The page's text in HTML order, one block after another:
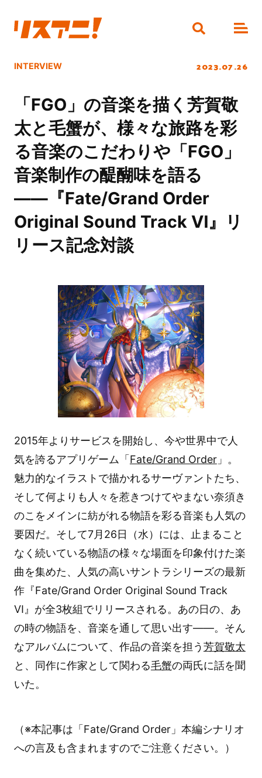
INTERVIEW 2023.07.26
「FGO」の音楽を描く芳賀敬
太と毛蟹が、様々な旅路を彩
る音楽のこだわりや「FGO」
音楽制作の醍醐味を語る
――『Fate/Grand Order
Original Sound Track Ⅵ』リ
リース記念対談
2015年よりサービスを開始し、今や世界中で人
気を誇るアプリゲーム「Fate/Grand Order」。
魅力的なイラストで描かれるサーヴァントたち、
そして何よりも人々を惹きつけてやまない奈須き
のこをメインに紡がれる物語を彩る音楽も人気の
要因だ。そして7月26日（水）には、止まること
なく続いている物語の様々な場面を印象付けた楽
曲を集めた、人気の高いサントラシリーズの最新
作『Fate/Grand Order Original Sound Track
Ⅵ』が全3枚組でリリースされる。あの日の、あ
の時の物語を、音楽を通して思い出す――。そん
なアルバムについて、作品の音楽を担う芳賀敬太
と、同作に作家として関わる毛蟹の両氏に話を聞
いた。
（※本記事は「Fate/Grand Order」本編シナリオ
への言及も含まれますのでご注意ください。）